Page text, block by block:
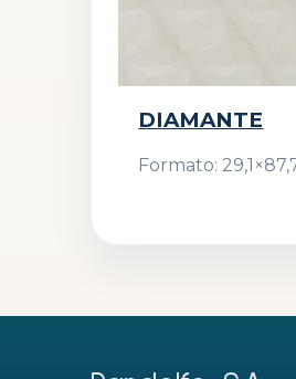
DIAMANTE
Formato: